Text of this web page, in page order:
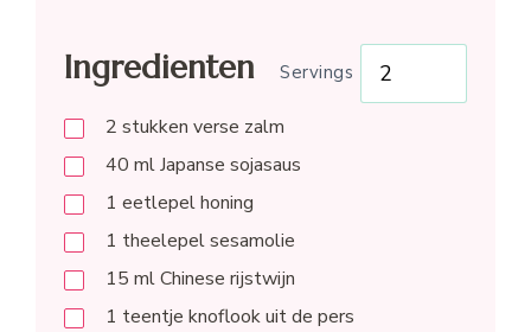
Ingredienten Servings
2 stukken verse zalm
40 mlJapanse sojasaus
1 eetlepelhoning
1 theelepelsesamolie
15 mlChinese rijstwijn
1 teentje knoflook uit de pers